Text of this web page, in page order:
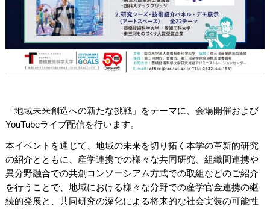
「地域未来創造への新たな挑戦」をテーマに、会場開催および
YouTubeライブ配信を行います。
本イベントを通じて、地域の未来を切り拓く本学の革新的研究
の紹介とともに、産学連携での様々な共同研究、組織間連携や
異分野融合での共創コンソーシアム方式での取組などのご紹介
を行うことで、地域における様々な分野での産学官金連携の継
続的発展と、共同研究の深化による将来的な社会実装の可能性